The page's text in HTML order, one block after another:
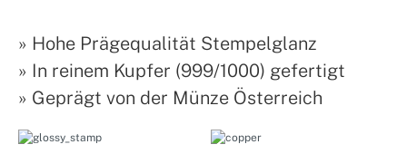
» Hohe Prägequalität Stempelglanz
» In reinem Kupfer (999/1000) gefertigt
» Geprägt von der Münze Österreich